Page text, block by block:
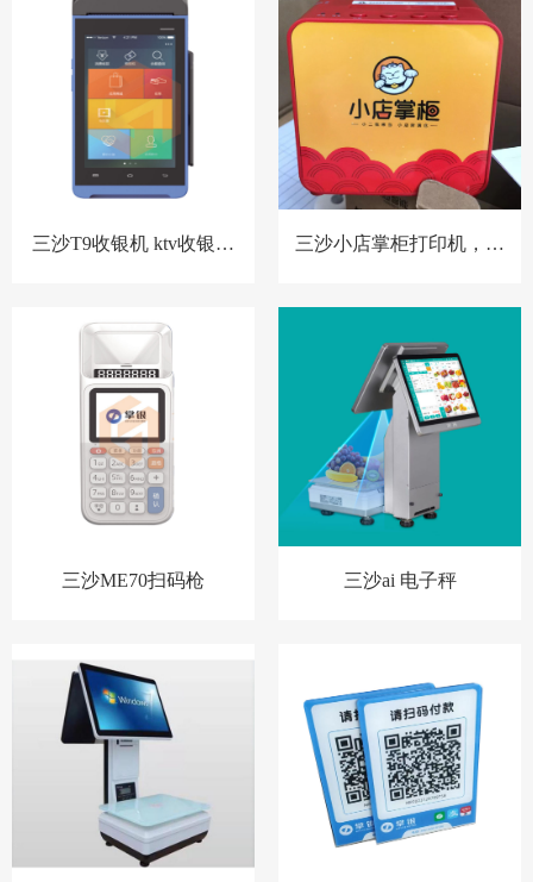
三沙T9收银机 ktv收银系
三沙小店掌柜打印机，扫
三沙ME70扫码枪 三沙ai 电子秤